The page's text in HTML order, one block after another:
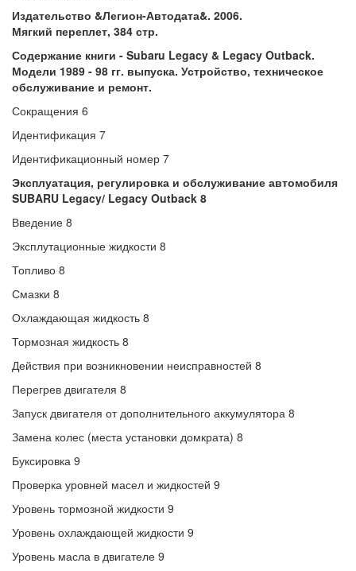
Издательство &Легион-Автодата&. 2006.
Мягкий переплет, 384 стр.
Содержание книги - Subaru Legacy & Legacy Outback.
Модели 1989 - 98 гг. выпуска. Устройство, техническое
обслуживание и ремонт.
Сокращения 6
Идентификация 7
Идентификационный номер 7
Эксплуатация, регулировка и обслуживание автомобиля
SUBARU Legacy/ Legacy Outback 8
Введение 8
Эксплутационные жидкости 8
Топливо 8
Смазки 8
Охлаждающая жидкость 8
Тормозная жидкость 8
Действия при возникновении неисправностей 8
Перегрев двигателя 8
Запуск двигателя от дополнительного аккумулятора 8
Замена колес (места установки домкрата) 8
Буксировка 9
Проверка уровней масел и жидкостей 9
Уровень тормозной жидкости 9
Уровень охлаждающей жидкости 9
Уровень масла в двигателе 9